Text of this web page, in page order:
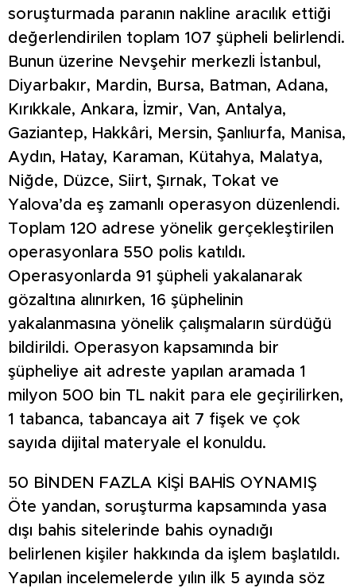
soruşturmada paranın nakline aracılık ettiği
değerlendirilen toplam 107 şüpheli belirlendi.
Bunun üzerine Nevşehir merkezli İstanbul,
Diyarbakır, Mardin, Bursa, Batman, Adana,
Kırıkkale, Ankara, İzmir, Van, Antalya,
Gaziantep, Hakkâri, Mersin, Şanlıurfa, Manisa,
Aydın, Hatay, Karaman, Kütahya, Malatya,
Niğde, Düzce, Siirt, Şırnak, Tokat ve
Yalova’da eş zamanlı operasyon düzenlendi.
Toplam 120 adrese yönelik gerçekleştirilen
operasyonlara 550 polis katıldı.
Operasyonlarda 91 şüpheli yakalanarak
gözaltına alınırken, 16 şüphelinin
yakalanmasına yönelik çalışmaların sürdüğü
bildirildi. Operasyon kapsamında bir
şüpheliye ait adreste yapılan aramada 1
milyon 500 bin TL nakit para ele geçirilirken,
1 tabanca, tabancaya ait 7 fişek ve çok
sayıda dijital materyale el konuldu.
50 BİNDEN FAZLA KİŞİ BAHİS OYNAMIŞ
Öte yandan, soruşturma kapsamında yasa
dışı bahis sitelerinde bahis oynadığı
belirlenen kişiler hakkında da işlem başlatıldı.
Yapılan incelemelerde yılın ilk 5 ayında söz